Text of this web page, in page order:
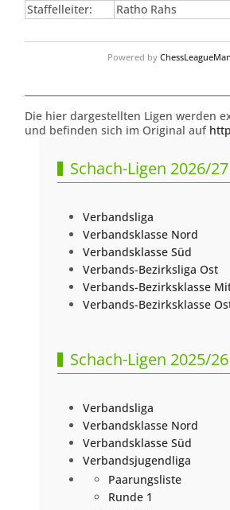
Staffelleiter:
Ratho Rahs
Powered by
Die hier dargestellten Ligen werden
und befinden sich im Original auf
Schach-Ligen 2026/27
Verbandsliga
Verbandsklasse Nord
Verbandsklasse Süd
Verbands-Bezirksliga Ost
Verbands-Bezirksklasse
Verbands-Bezirksklasse
Schach-Ligen 2025/26
Verbandsliga
Verbandsklasse Nord
Verbandsklasse Süd
Verbandsjugendliga
Paarungsliste
Runde 1